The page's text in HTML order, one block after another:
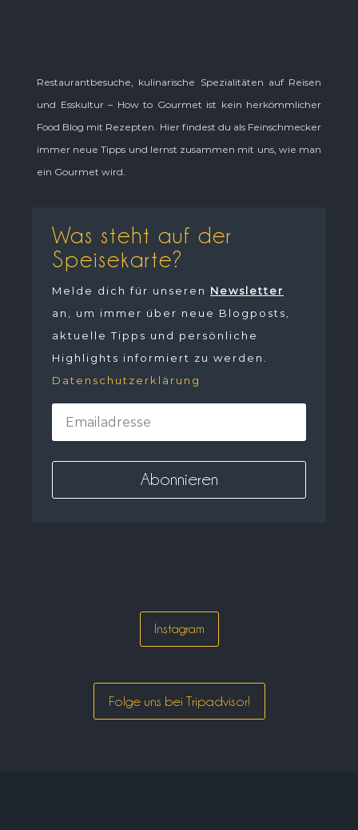
Restaurantbesuche, kulinarische Spezialitäten auf Reisen
und Esskultur – How to Gourmet ist kein herkömmlicher
Food Blog mit Rezepten. Hier findest du als Feinschmecker
immer neue Tipps und lernst zusammen mit uns, wie man
ein Gourmet wird.
Was steht auf der
Speisekarte?
Melde dich für unseren Newsletter
an, um immer über neue Blogposts,
aktuelle Tipps und persönliche
Highlights informiert zu werden.
Datenschutzerklärung
Instagram
Folge uns bei Tripadvisor!